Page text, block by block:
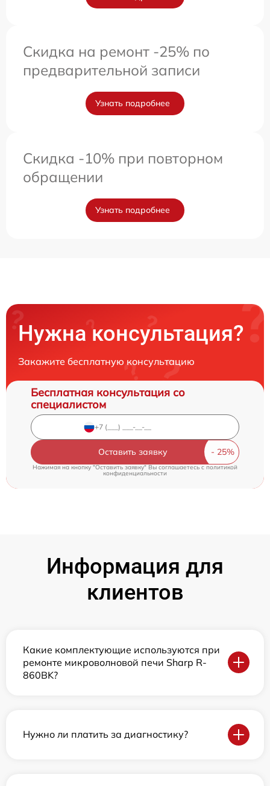
Скидка на ремонт -25% по
предварительной записи
Узнать подробнее
Скидка -10% при повторном
обращении
Узнать подробнее
Нужна консультация?
Закажите бесплатную консультацию
Бесплатная консультация со
специалистом
Оставить заявку
Нажимая на кнопку "Оставить заявку" Вы соглашаетесь cполитикой
конфиденциальности
Информация для
клиентов
Какие комплектующие используются при
ремонте микроволновой печи Sharp R-
860BK?
Нужно ли платить за диагностику?